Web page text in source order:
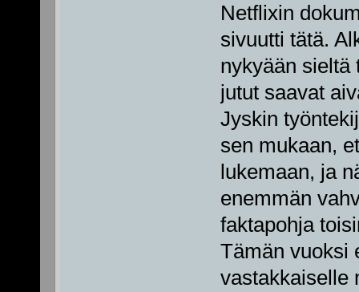
Netflixin
sivuutti tätä.
nykyään sieltä
jutut saavat
Jyskin
sen mukaan,
lukemaan, ja
enemmän
faktapohja
Tämän vuoksi
vastakkaiselle